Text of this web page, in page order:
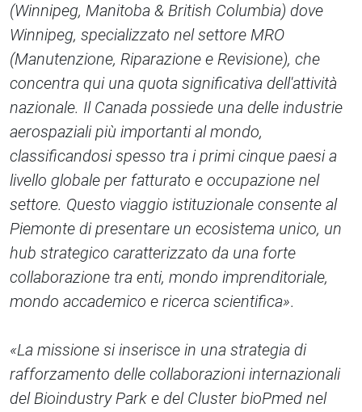
(Winnipeg, Manitoba & British Columbia) dove
Winnipeg, specializzato nel settore MRO
(Manutenzione, Riparazione e Revisione), che
concentra qui una quota significativa dell'attività
nazionale. Il Canada possiede una delle industrie
aerospaziali più importanti al mondo,
classificandosi spesso tra i primi cinque paesi a
livello globale per fatturato e occupazione nel
settore. Questo viaggio istituzionale consente al
Piemonte di presentare un ecosistema unico, un
hub strategico caratterizzato da una forte
collaborazione tra enti, mondo imprenditoriale,
mondo accademico e ricerca scientifica».
«La missione si inserisce in una strategia di
rafforzamento delle collaborazioni internazionali
del Bioindustry Park e del Cluster bioPmed nel